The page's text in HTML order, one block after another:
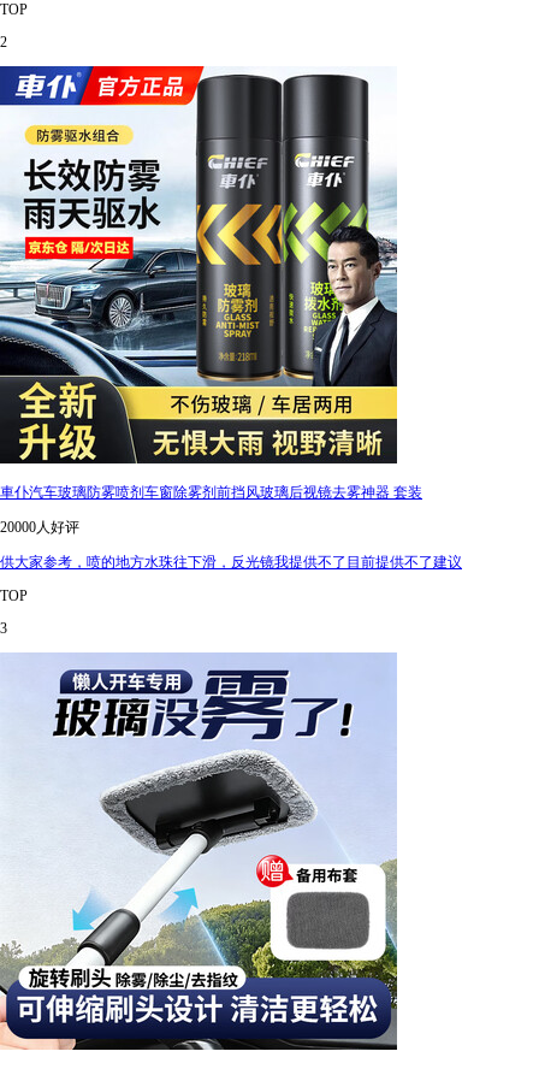
TOP
2
車仆汽车玻璃防雾喷剂车窗除雾剂前挡风玻璃后视镜去雾神器 套装
20000人好评
供大家参考，喷的地方水珠往下滑，反光镜我提供不了目前提供不了建议
TOP
3